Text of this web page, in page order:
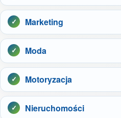
Marketing
Moda
Motoryzacja
Nieruchomości